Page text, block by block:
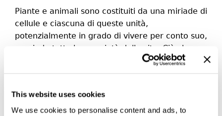
This website uses cookies
We use cookies to personalise content and ads, to
Piante e animali sono costituiti da una miriade di
cellule e ciascuna di queste unità,
potenzialmente in grado di vivere per conto suo,
possiede tutte le proprietà della vita. Ciò che
abitualmente percepiamo come essere vivente
Un corpo vivente è in altri termini una società di